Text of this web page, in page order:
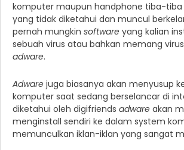
komputer maupun handphone tiba-tiba
yang tidak diketahui dan muncul
pernah mungkin software yang kalian
sebuah virus atau bahkan memang
adware.
Adware juga biasanya akan menyusup
komputer saat sedang berselancar di
diketahui oleh digifriends adware akan
menginstall sendiri ke dalam system
memunculkan iklan-iklan yang sangat